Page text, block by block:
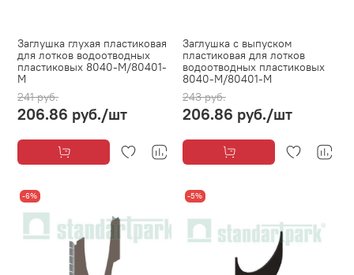
Заглушка глухая пластиковая
для лотков водоотводных
пластиковых 8040-М/80401-
М
241 руб.
206.86 руб./шт
Заглушка с выпуском
пластиковая для лотков
водоотводных пластиковых
8040-М/80401-М
243 руб.
206.86 руб./шт
-6% -5%